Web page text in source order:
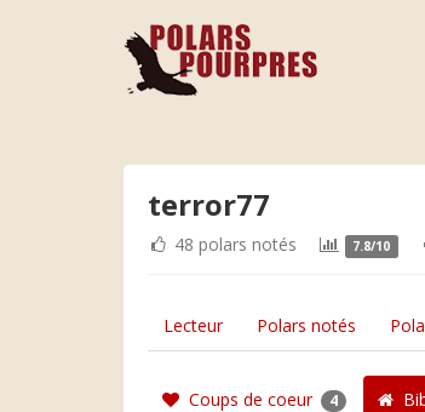
terror77
48 polars notés 7.8/10
Lecteur Polars notés
Coups de coeur 4